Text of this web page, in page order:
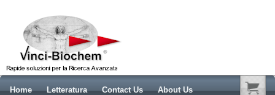
Home Letteratura Contact Us About Us